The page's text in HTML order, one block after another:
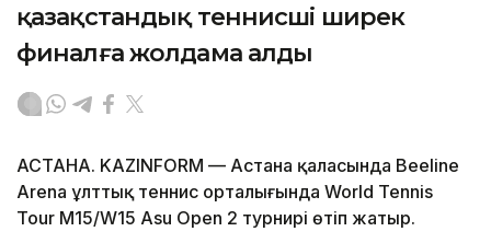
қазақстандық теннисші ширек
финалға жолдама алды
АСТАНА. KAZINFORM — Астана қаласында Beeline
Arena ұлттық теннис орталығында World Tennis
Tour M15/W15 Asu Open 2 турнирі өтіп жатыр.